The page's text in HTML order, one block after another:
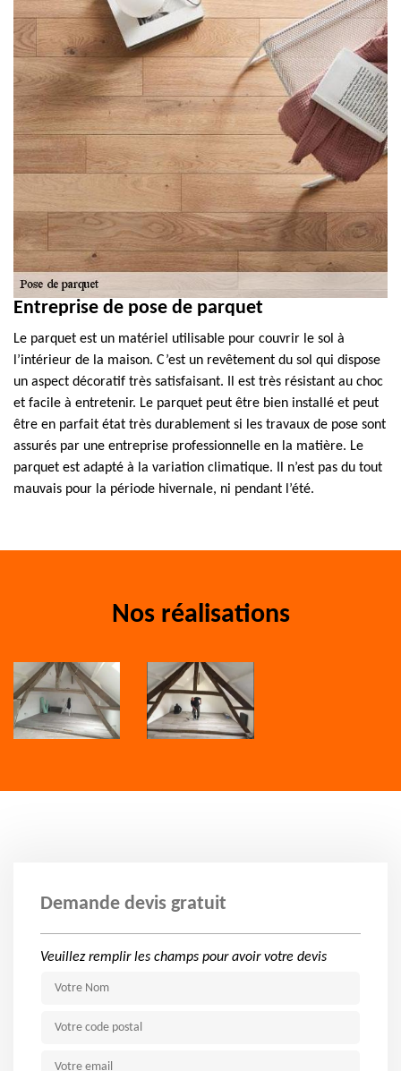
Entreprise de pose de parquet
Le parquet est un matériel utilisable pour couvrir le sol à
l’intérieur de la maison. C’est un revêtement du sol qui dispose
un aspect décoratif très satisfaisant. Il est très résistant au choc
et facile à entretenir. Le parquet peut être bien installé et peut
être en parfait état très durablement si les travaux de pose sont
assurés par une entreprise professionnelle en la matière. Le
parquet est adapté à la variation climatique. Il n’est pas du tout
mauvais pour la période hivernale, ni pendant l’été.
Nos réalisations
Demande devis gratuit
Veuillez remplir les champs pour avoir votre devis